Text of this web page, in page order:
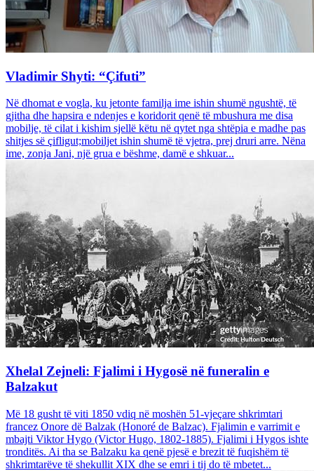
Vladimir Shyti: “Çifuti”
Në dhomat e vogla, ku jetonte familja ime ishin shumë ngushtë, të
gjitha dhe hapsira e ndenjes e koridorit qenë të mbushura me disa
mobilje, të cilat i kishim sjellë këtu në qytet nga shtëpia e madhe pas
shitjes së çifligut;mobiljet ishin shumë të vjetra, prej druri arre. Nëna
ime, zonja Jani, një grua e bëshme, damë e shkuar...
Xhelal Zejneli: Fjalimi i Hygosë në funeralin e
Balzakut
Më 18 gusht të viti 1850 vdiq në moshën 51-vjeçare shkrimtari
francez Onore dë Balzak (Honoré de Balzac). Fjalimin e varrimit e
mbajti Viktor Hygo (Victor Hugo, 1802-1885). Fjalimi i Hygos ishte
tronditës. Ai tha se Balzaku ka qenë pjesë e brezit të fuqishëm të
shkrimtarëve të shekullit XIX dhe se emri i tij do të mbetet...